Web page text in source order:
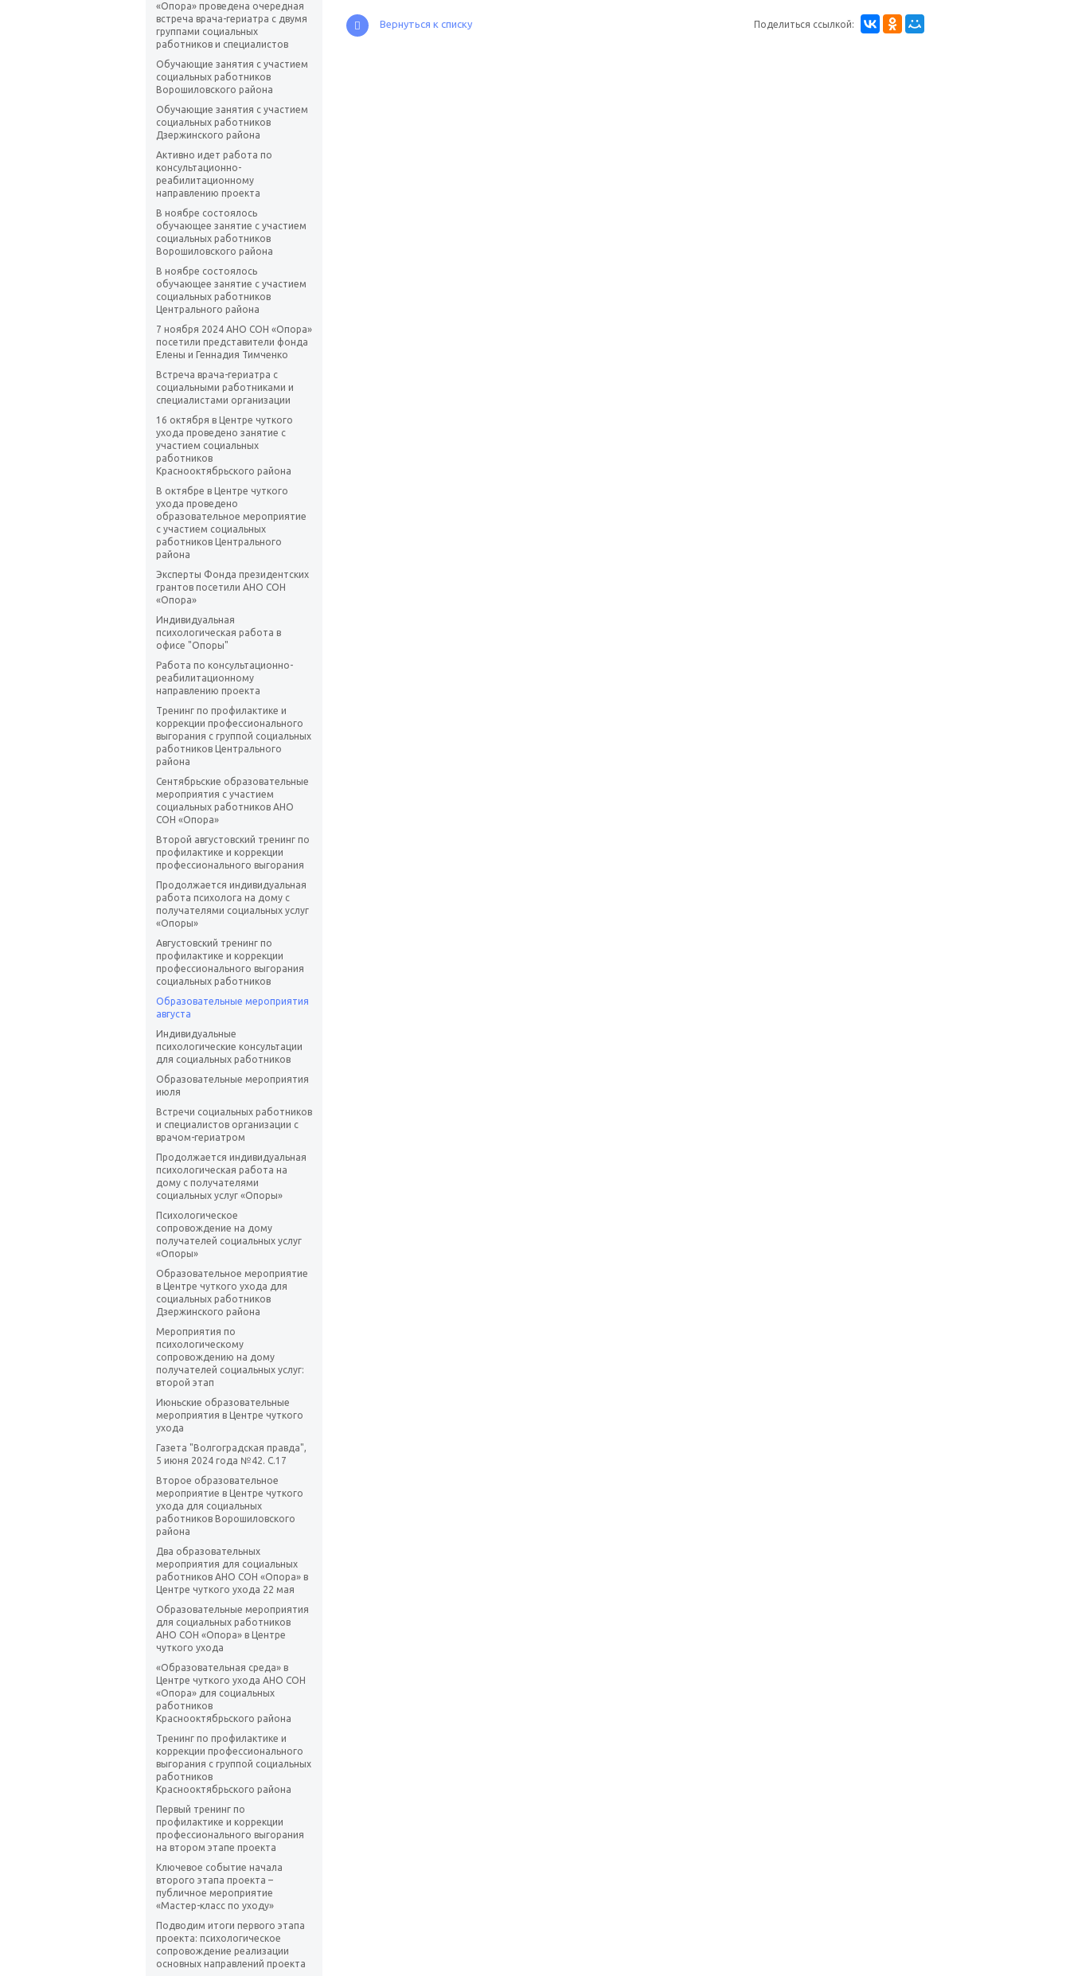
«Опора» проведена очередная
встреча врача-гериатра с двумя
группами социальных
работников и специалистов
Обучающие занятия с участием
социальных работников
Ворошиловского района
Обучающие занятия с участием
социальных работников
Дзержинского района
Активно идет работа по
консультационно-
реабилитационному
направлению проекта
В ноябре состоялось
обучающее занятие с участием
социальных работников
Ворошиловского района
В ноябре состоялось
обучающее занятие с участием
социальных работников
Центрального района
7 ноября 2024 АНО СОН «Опора»
посетили представители фонда
Елены и Геннадия Тимченко
Встреча врача-гериатра с
социальными работниками и
специалистами организации
16 октября в Центре чуткого
ухода проведено занятие с
участием социальных
работников
Краснооктябрьского района
В октябре в Центре чуткого
ухода проведено
образовательное мероприятие
с участием социальных
работников Центрального
района
Эксперты Фонда президентских
грантов посетили АНО СОН
«Опора»
Индивидуальная
психологическая работа в
офисе "Опоры"
Работа по консультационно-
реабилитационному
направлению проекта
Тренинг по профилактике и
коррекции профессионального
выгорания с группой социальных
работников Центрального
района
Сентябрьские образовательные
мероприятия с участием
социальных работников АНО
СОН «Опора»
Второй августовский тренинг по
профилактике и коррекции
профессионального выгорания
Продолжается индивидуальная
работа психолога на дому с
получателями социальных услуг
«Опоры»
Августовский тренинг по
профилактике и коррекции
профессионального выгорания
социальных работников
Образовательные мероприятия
августа
Индивидуальные
психологические консультации
для социальных работников
Образовательные мероприятия
июля
Встречи социальных работников
и специалистов организации с
врачом-гериатром
Продолжается индивидуальная
психологическая работа на
дому с получателями
социальных услуг «Опоры»
Психологическое
сопровождение на дому
получателей социальных услуг
«Опоры»
Образовательное мероприятие
в Центре чуткого ухода для
социальных работников
Дзержинского района
Мероприятия по
психологическому
сопровождению на дому
получателей социальных услуг:
второй этап
Июньские образовательные
мероприятия в Центре чуткого
ухода
Газета "Волгоградская правда",
5 июня 2024 года №42. С.17
Второе образовательное
мероприятие в Центре чуткого
ухода для социальных
работников Ворошиловского
района
Два образовательных
мероприятия для социальных
работников АНО СОН «Опора» в
Центре чуткого ухода 22 мая
Образовательные мероприятия
для социальных работников
АНО СОН «Опора» в Центре
чуткого ухода
«Образовательная среда» в
Центре чуткого ухода АНО СОН
«Опора» для социальных
работников
Краснооктябрьского района
Тренинг по профилактике и
коррекции профессионального
выгорания с группой социальных
работников
Краснооктябрьского района
Первый тренинг по
профилактике и коррекции
профессионального выгорания
на втором этапе проекта
Ключевое событие начала
второго этапа проекта –
публичное мероприятие
«Мастер-класс по уходу»
Подводим итоги первого этапа
проекта: психологическое
сопровождение реализации
основных направлений проекта
Поделиться ссылкой:
Вернуться к списку